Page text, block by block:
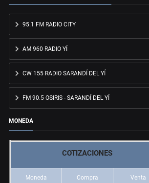
95.1 FM RADIO CITY
AM 960 RADIO YÍ
CW 155 RADIO SARANDÍ DEL YÍ
FM 90.5 OSIRIS - SARANDÍ DEL YÍ
MONEDA
COTIZACIONES
Moneda Compra Venta